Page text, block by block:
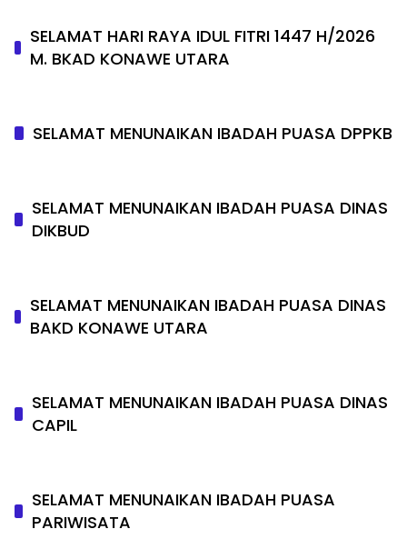
SELAMAT HARI RAYA IDUL FITRI 1447 H/2026
M. BKAD KONAWE UTARA
SELAMAT MENUNAIKAN IBADAH PUASA DPPKB
SELAMAT MENUNAIKAN IBADAH PUASA DINAS
DIKBUD
SELAMAT MENUNAIKAN IBADAH PUASA DINAS
BAKD KONAWE UTARA
SELAMAT MENUNAIKAN IBADAH PUASA DINAS
CAPIL
SELAMAT MENUNAIKAN IBADAH PUASA
PARIWISATA